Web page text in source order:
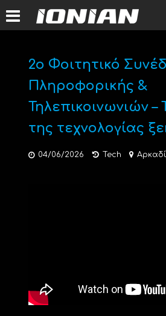
2ο Φοιτητικό
Πληροφορικής &
Τηλεπικοινωνιών –
της τεχνολογίας
04/06/2026 Tech